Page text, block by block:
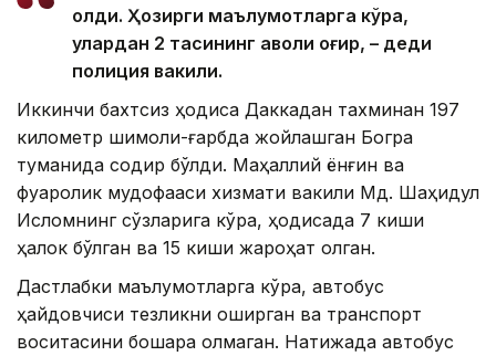
олди. Ҳозирги маълумотларга кўра,
улардан 2 тасининг аҳволи оғир, – деди
полиция вакили.
Иккинчи бахтсиз ҳодиса Даккадан тахминан 197
километр шимоли-ғарбда жойлашган Богра
туманида содир бўлди. Маҳаллий ёнғин ва
фуқаролик мудофааси хизмати вакили Мд. Шаҳидул
Исломнинг сўзларига кўра, ҳодисада 7 киши
ҳалок бўлган ва 15 киши жароҳат олган.
Дастлабки маълумотларга кўра, автобус
ҳайдовчиси тезликни оширган ва транспорт
воситасини бошқара олмаган. Натижада автобус